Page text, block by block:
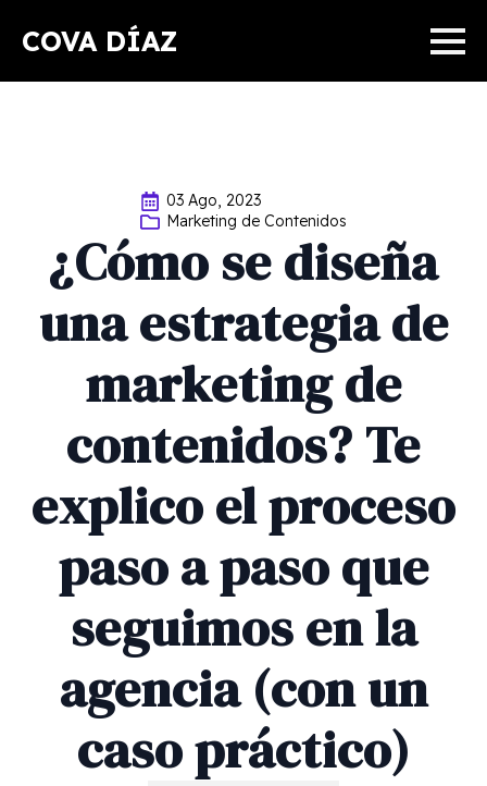
COVA DÍAZ
03 Ago, 2023
Marketing de Contenidos
¿Cómo se diseña
una estrategia de
marketing de
contenidos? Te
explico el proceso
paso a paso que
seguimos en la
agencia (con un
caso práctico)